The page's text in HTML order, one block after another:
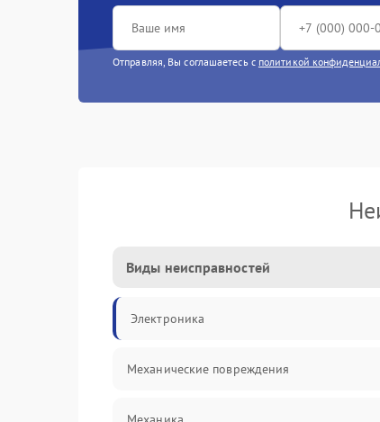
Отправляя, Вы соглашаетесь с политикой
Виды неисправностей
Электроника
Механические повреждения